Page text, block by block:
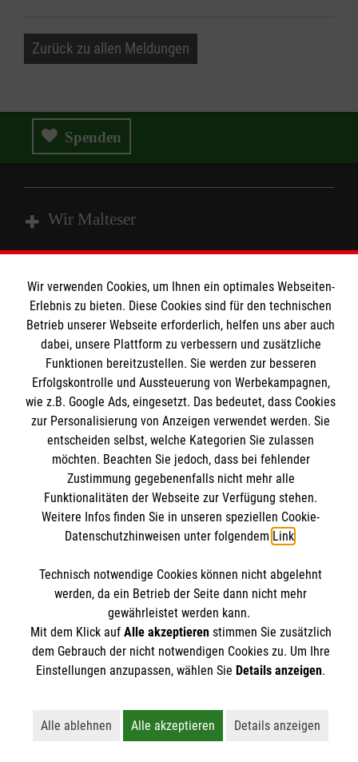
Zurück zu allen Meldungen
Spenden
Wir Malteser
Angebote und Leistungen
Unsere Kurse
Mitwirken
Ansprechpartner
Standorte
Informationen
Kontakt
Impressum
Datenschutz
Barrierefreiheit
Medizinproduktesicherheit
Malteser online
Malteser bundesweit
Malteser im Bistum Mainz
Malteserorden
Malteser Jugend
Spendenkonto
Empfänger: Malteser Hilfsdienst e.V.
Pax-Bank für Kirche und Caritas eG
IBAN: DE53 3706 0193 4004 3550 11
BIC: GENODED1PAX
Soziale Netzwerke
Der Malteser Hilfsdienst e.V. ist als eingetragene
gemeinnützige Organisation von der Körperschaft- und
Wir verwenden Cookies, um Ihnen ein optimales Webseiten-
Erlebnis zu bieten. Diese Cookies sind für den technischen
Betrieb unserer Webseite erforderlich, helfen uns aber auch
dabei, unsere Plattform zu verbessern und zusätzliche
Funktionen bereitzustellen. Sie werden zur besseren
Erfolgskontrolle und Aussteuerung von Werbekampagnen,
wie z.B. Google Ads, eingesetzt. Das bedeutet, dass Cookies
zur Personalisierung von Anzeigen verwendet werden. Sie
entscheiden selbst, welche Kategorien Sie zulassen
möchten. Beachten Sie jedoch, dass bei fehlender
Zustimmung gegebenenfalls nicht mehr alle
Funktionalitäten der Webseite zur Verfügung stehen.
Weitere Infos finden Sie in unseren speziellen Cookie-
Datenschutzhinweisen unter folgendem Link.
Technisch notwendige Cookies können nicht abgelehnt
werden, da ein Betrieb der Seite dann nicht mehr
gewährleistet werden kann.
Mit dem Klick auf Alle akzeptierenstimmen Sie zusätzlich
dem Gebrauch der nicht notwendigen Cookies zu. Um Ihre
Einstellungen anzupassen, wählen Sie Details anzeigen.
Alle ablehnen
Lehnt alle nicht-essentiellen Cookies ab
Alle akzeptieren
Akzeptiert alle Cookies
Details anzeigen